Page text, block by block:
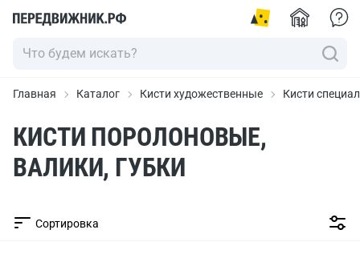
Главная Каталог Кисти художественные Кисти
КИСТИ ПОРОЛОНОВЫЕ,
ВАЛИКИ, ГУБКИ
Сортировка